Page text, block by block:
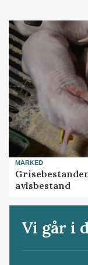
MARKED
avlsbestand
Vi går i